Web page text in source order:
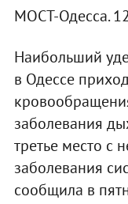
МОСТ-Одесса.
Наибольший
в Одессе
заболевания
третье место с
заболевания
сообщила в